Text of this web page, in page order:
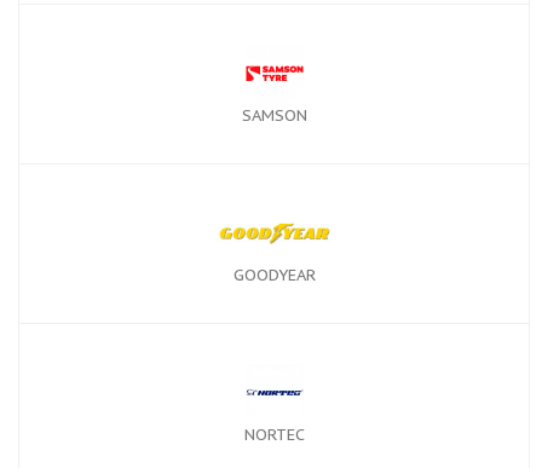
SAMSON
GOODYEAR
NORTEC